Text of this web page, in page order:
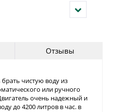
Отзывы
чистую воду из
или ручного
очень надежный и
до 4200 литров в час. в